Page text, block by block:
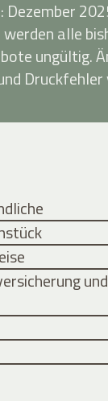
alle
ungültig.
und